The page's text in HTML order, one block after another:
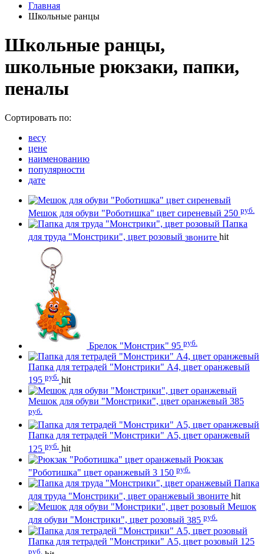
Главная
Школьные ранцы
Школьные ранцы,
школьные рюкзаки, папки,
пеналы
Сортировать по:
весу
цене
наименованию
популярности
дате
Мешок для обуви "Роботишка" цвет сиреневый 250 руб.
Папка
для труда "Монстрики", цвет розовый звоните hit
Брелок "Монстрик" 95 руб.
Папка для тетрадей "Монстрики" А4, цвет оранжевый
195 руб. hit
Мешок для обуви "Монстрики", цвет оранжевый 385
руб.
Папка для тетрадей "Монстрики" А5, цвет оранжевый
125 руб. hit
Рюкзак
"Роботишка" цвет оранжевый 3 150 руб.
Папка
для труда "Монстрики", цвет оранжевый звоните hit
Мешок
для обуви "Монстрики", цвет розовый 385 руб.
Папка для тетрадей "Монстрики" А5, цвет розовый 125
руб.